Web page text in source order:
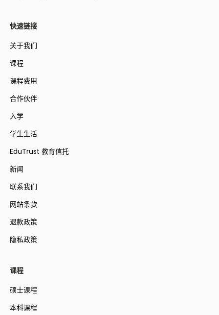
快速链接
关于我们
课程
课程费用
合作伙伴
入学
学生生活
EduTrust 教育信托
新闻
联系我们
网站条款
退款政策
隐私政策
课程
硕士课程
本科课程